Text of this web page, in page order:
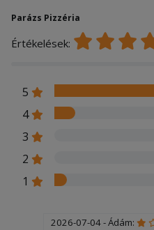
Parázs Pizzéria
Értékelések:
5
4
3
2
1
2026-07-04 - Ádám: